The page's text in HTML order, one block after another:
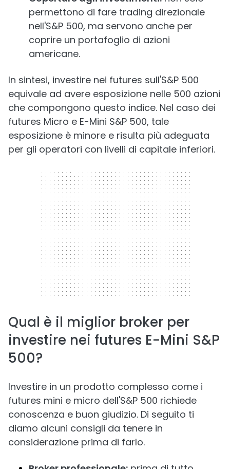
permettono di fare trading direzionale
nell'S&P 500, ma servono anche per
coprire un portafoglio di azioni
americane.
In sintesi, investire nei futures sull'S&P 500
equivale ad avere esposizione nelle 500 azioni
che compongono questo indice. Nel caso dei
futures Micro e E-Mini S&P 500, tale
esposizione è minore e risulta più adeguata
per gli operatori con livelli di capitale inferiori.
300 x 250
Qual è il miglior broker per
investire nei futures E-Mini S&P
500?
Investire in un prodotto complesso come i
futures mini e micro dell'S&P 500 richiede
conoscenza e buon giudizio. Di seguito ti
diamo alcuni consigli da tenere in
considerazione prima di farlo.